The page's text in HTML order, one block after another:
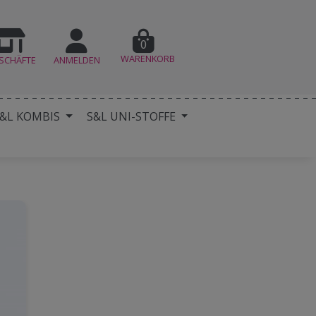
ANMELDEN
0
WARENKORB
KOMBIS
S&L UNI-STOFFE